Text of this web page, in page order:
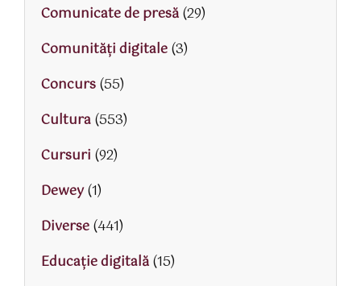
Comunicate de presă(29)
Comunități digitale(3)
Concurs(55)
Cultura(553)
Cursuri (92)
Dewey(1)
Diverse(441)
Educaţie digitală(15)